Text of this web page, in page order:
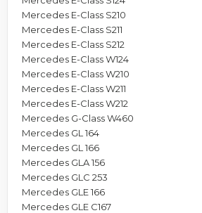
Mercedes E-Class S210
Mercedes E-Class S211
Mercedes E-Class S212
Mercedes E-Class W124
Mercedes E-Class W210
Mercedes E-Class W211
Mercedes E-Class W212
Mercedes G-Class W460
Mercedes GL 164
Mercedes GL 166
Mercedes GLA 156
Mercedes GLC 253
Mercedes GLE 166
Mercedes GLE C167